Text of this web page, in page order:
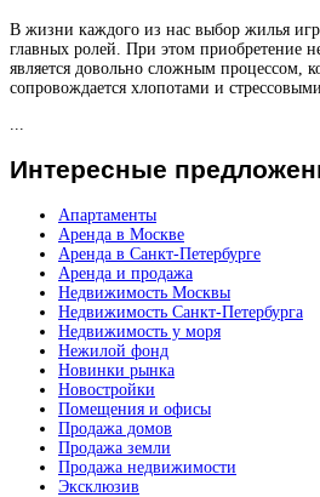
В жизни каждого из нас выбор жилья
главных ролей. При этом приобретение
является довольно сложным процессом,
сопровождается хлопотами и
Интересные
Апартаменты
Аренда в Москве
Аренда в Санкт-Петербурге
Аренда и продажа
Недвижимость Москвы
Недвижимость Санкт-Петербурга
Недвижимость у моря
Нежилой фонд
Новинки рынка
Новостройки
Помещения и офисы
Продажа домов
Продажа земли
Продажа недвижимости
Эксклюзив